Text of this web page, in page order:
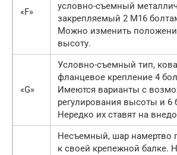
«F»
условно-съемный
закрепляемый 2 М16
Можно изменить
высоту.
«G»
Условно-съемный тип,
фланцевое крепление 4
Имеются варианты с
регулирования высоты и 6
Нередко их ставят на
Несъемный, шар намертво
к своей крепежной балке.